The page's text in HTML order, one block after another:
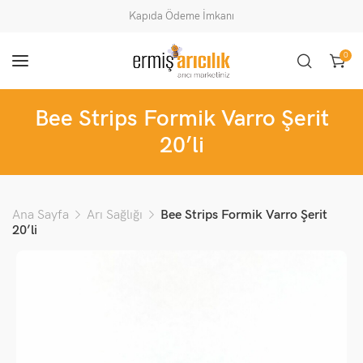
Kapıda Ödeme İmkanı
0
Bee Strips Formik Varro Şerit
20’li
Ana Sayfa Arı Sağlığı
Bee Strips Formik Varro Şerit
20’li